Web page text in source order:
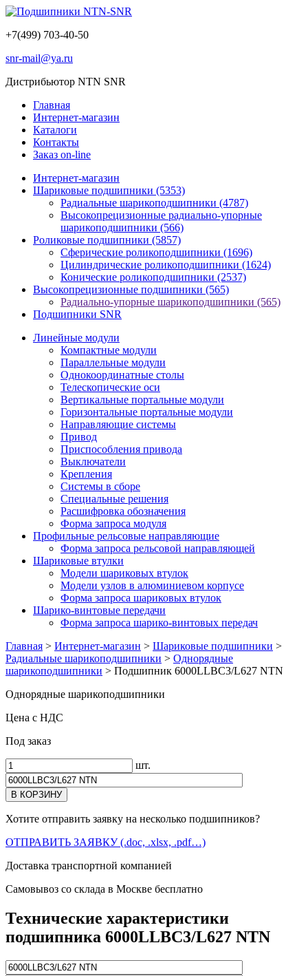
+7(499) 703-40-50
snr-mail@ya.ru
Дистрибьютор NTN SNR
Главная
Интернет-магазин
Каталоги
Контакты
Заказ on-line
Интернет-магазин
Шариковые подшипники (5353)
Радиальные шарикоподшипники (4787)
Высокопрецизионные радиально-упорные
шарикоподшипники (566)
Роликовые подшипники (5857)
Сферические роликоподшипники (1696)
Цилиндрические роликоподшипники (1624)
Конические роликоподшипники (2537)
Высокопрецизионные подшипники (565)
Радиально-упорные шарикоподшипники (565)
Подшипники SNR
Линейные модули
Компактные модули
Параллельные модули
Однокоординатные столы
Телескопические оси
Вертикальные портальные модули
Горизонтальные портальные модули
Направляющие системы
Привод
Приспособления привода
Выключатели
Крепления
Системы в сборе
Специальные решения
Расшифровка обозначения
Форма запроса модуля
Профильные рельсовые направляющие
Форма запроса рельсовой направляющей
Шариковые втулки
Модели шариковых втулок
Модели узлов в алюминиевом корпусе
Форма запроса шариковых втулок
Шарико-винтовые передачи
Форма запроса шарико-винтовых передач
Главная > Интернет-магазин > Шариковые подшипники >
Радиальные шарикоподшипники > Однорядные
шарикоподшипники > Подшипник 6000LLBC3/L627 NTN
Однорядные шарикоподшипники
Цена с НДС
Под заказ
шт.
Хотите отправить заявку на несколько подшипников?
ОТПРАВИТЬ ЗАЯВКУ (.doc, .xlsx, .pdf…)
Доставка транспортной компанией
Самовывоз со склада в Москве бесплатно
Технические характеристики
подшипника 6000LLBC3/L627 NTN